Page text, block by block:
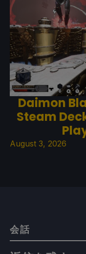
Daimon
Steam
August 3, 2026
会話